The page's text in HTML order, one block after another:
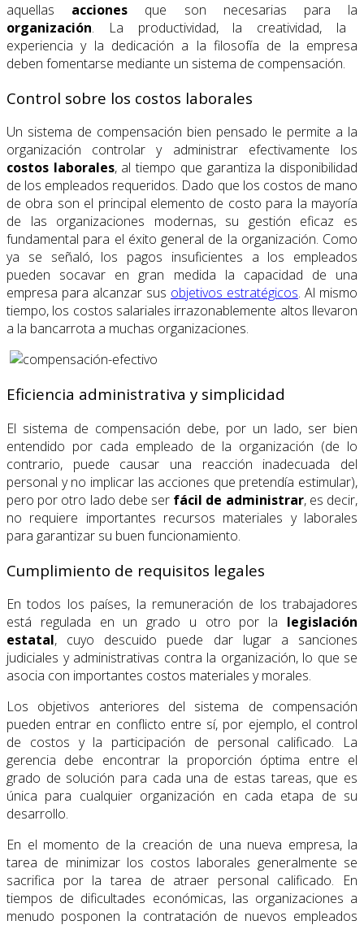
aquellas acciones que son necesarias para la
organización. La productividad, la creatividad, la
experiencia y la dedicación a la filosofía de la empresa
deben fomentarse mediante un sistema de compensación.
Control sobre los costos laborales
Un sistema de compensación bien pensado le permite a la
organización controlar y administrar efectivamente los
costos laborales, al tiempo que garantiza la disponibilidad
de los empleados requeridos. Dado que los costos de mano
de obra son el principal elemento de costo para la mayoría
de las organizaciones modernas, su gestión eficaz es
fundamental para el éxito general de la organización. Como
ya se señaló, los pagos insuficientes a los empleados
pueden socavar en gran medida la capacidad de una
empresa para alcanzar sus objetivos estratégicos. Al mismo
tiempo, los costos salariales irrazonablemente altos llevaron
a la bancarrota a muchas organizaciones.
Eficiencia administrativa y simplicidad
El sistema de compensación debe, por un lado, ser bien
entendido por cada empleado de la organización (de lo
contrario, puede causar una reacción inadecuada del
personal y no implicar las acciones que pretendía estimular),
pero por otro lado debe ser fácil de administrar, es decir,
no requiere importantes recursos materiales y laborales
para garantizar su buen funcionamiento.
Cumplimiento de requisitos legales
En todos los países, la remuneración de los trabajadores
está regulada en un grado u otro por la legislación
estatal, cuyo descuido puede dar lugar a sanciones
judiciales y administrativas contra la organización, lo que se
asocia con importantes costos materiales y morales.
Los objetivos anteriores del sistema de compensación
pueden entrar en conflicto entre sí, por ejemplo, el control
de costos y la participación de personal calificado. La
gerencia debe encontrar la proporción óptima entre el
grado de solución para cada una de estas tareas, que es
única para cualquier organización en cada etapa de su
desarrollo.
En el momento de la creación de una nueva empresa, la
tarea de minimizar los costos laborales generalmente se
sacrifica por la tarea de atraer personal calificado. En
tiempos de dificultades económicas, las organizaciones a
menudo posponen la contratación de nuevos empleados